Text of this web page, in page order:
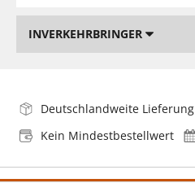
INVERKEHRBRINGER
Deutschlandweite Lieferung
Kein Mindestbestellwert